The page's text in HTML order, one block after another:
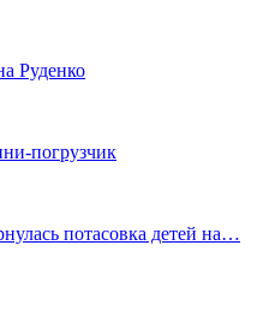
Руденко
погрузчик
потасовка детей на…